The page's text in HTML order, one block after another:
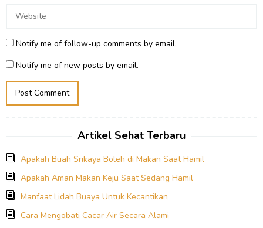
Notify me of follow-up comments by email.
Notify me of new posts by email.
Artikel Sehat Terbaru
Apakah Buah Srikaya Boleh di Makan Saat Hamil
Apakah Aman Makan Keju Saat Sedang Hamil
Manfaat Lidah Buaya Untuk Kecantikan
Cara Mengobati Cacar Air Secara Alami